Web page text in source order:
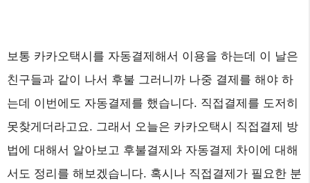
보통 카카오택시를 자동결제해서 이용을 하는데 이 날은
친구들과 같이 나서 후불 그러니까 나중 결제를 해야 하
는데 이번에도 자동결제를 했습니다. 직접결제를 도저히
못찾게더라고요. 그래서 오늘은 카카오택시 직접결제 방
법에 대해서 알아보고 후불결제와 자동결제 차이에 대해
서도 정리를 해보겠습니다. 혹시나 직접결제가 필요한 분